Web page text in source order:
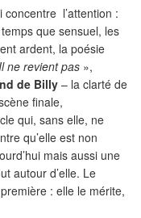
concentre l’attention :
que sensuel, les
ardent, la poésie
ne revient pas »,
de Billy – la clarté de
finale,
qui, sans elle, ne
qu’elle est non
mais aussi une
autour d’elle. Le
: elle le mérite,